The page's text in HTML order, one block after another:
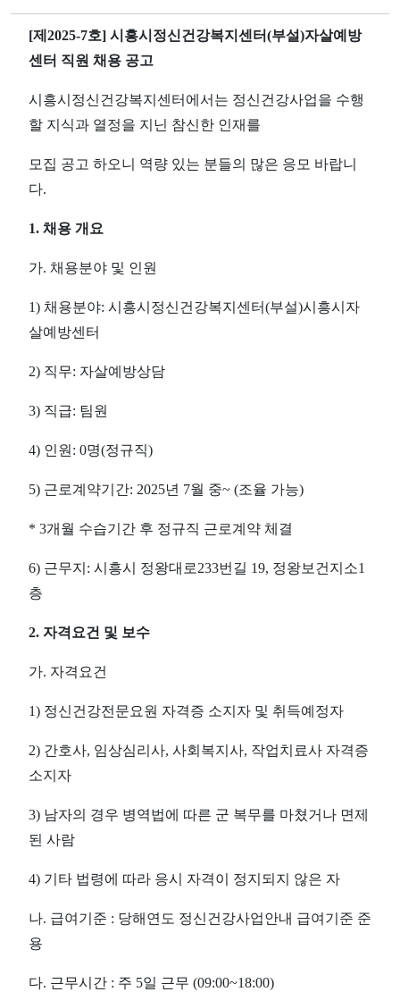
[제 2025-7호] 시흥시정신건강복지센터(부설)자살예방
센터 직원 채용 공고
시흥시정신건강복지센터에서는 정신건강사업을 수행
할 지식과 열정을 지닌 참신한 인재를
모집 공고 하오니 역량 있는 분들의 많은 응모 바랍니
다.
1. 채용 개요
가. 채용분야 및 인원
1) 채용분야: 시흥시정신건강복지센터(부설)시흥시자
살예방센터
2) 직무: 자살예방상담
3) 직급: 팀원
4) 인원 : 0명(정규직)
5) 근로계약기간: 2025년 7월 중~ (조율 가능)
* 3개월 수습기간 후 정규직 근로계약 체결
6) 근무지 : 시흥시 정왕대로233번길 19, 정왕보건지소1
층
2. 자격요건 및 보수
가. 자격요건
1) 정신건강전문요원 자격증 소지자 및 취득예정자
2) 간호사, 임상심리사, 사회복지사, 작업치료사 자격증
소지자
3) 남자의 경우 병역법에 따른 군 복무를 마쳤거나 면제
된 사람
4) 기타 법령에 따라 응시 자격이 정지되지 않은 자
나. 급여기준 : 당해연도 정신건강사업안내 급여기준 준
용
다. 근무시간 : 주 5일 근무 (09:00~18:00)